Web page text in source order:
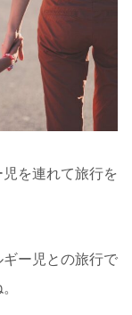
を連れて旅行を
ー児との旅行で